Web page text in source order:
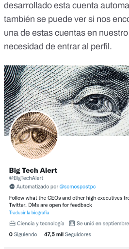
desarrollado esta cuenta
también se puede ver si nos
una de estas cuentas en nuestro
necesidad de entrar al perfil.